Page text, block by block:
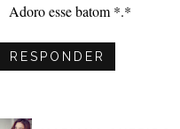
Adoro esse batom *.*
RESPONDER